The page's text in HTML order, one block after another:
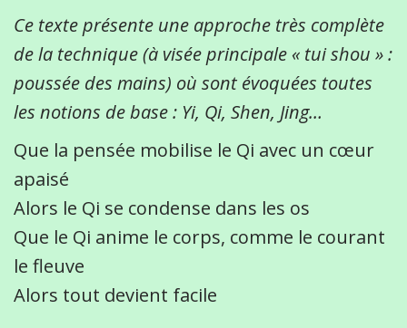
Ce texte présente une approche très complète
de la technique (à visée principale « tui shou » :
poussée des mains) où sont évoquées toutes
les notions de base : Yi, Qi, Shen, Jing…
Que la pensée mobilise le Qi avec un cœur
apaisé
Alors le Qi se condense dans les os
Que le Qi anime le corps, comme le courant
le fleuve
Alors tout devient facile